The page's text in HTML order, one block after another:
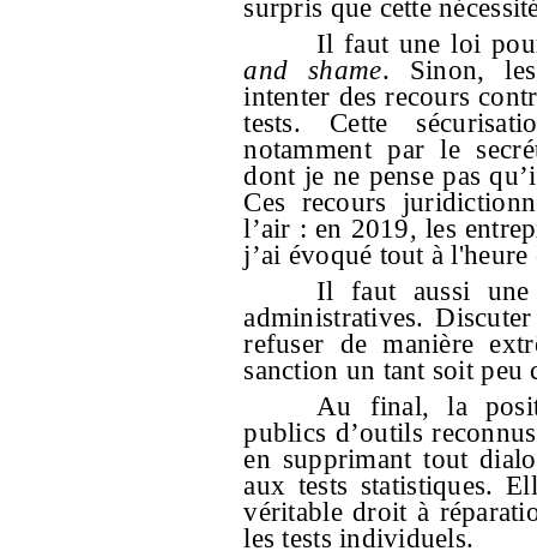
surpris que cette
Il faut une loi
and shame. Sinon, les
intenter des recours
tests. Cette
notamment par le
dont je ne pense pas
Ces recours
l’air : en 2019, les
j’ai évoqué tout à
Il faut aussi une
administratives.
refuser de manière
sanction un tant soit peu
Au final, la
publics d’outils
en supprimant tout
aux tests statistiques.
véritable droit à
les tests individuels.